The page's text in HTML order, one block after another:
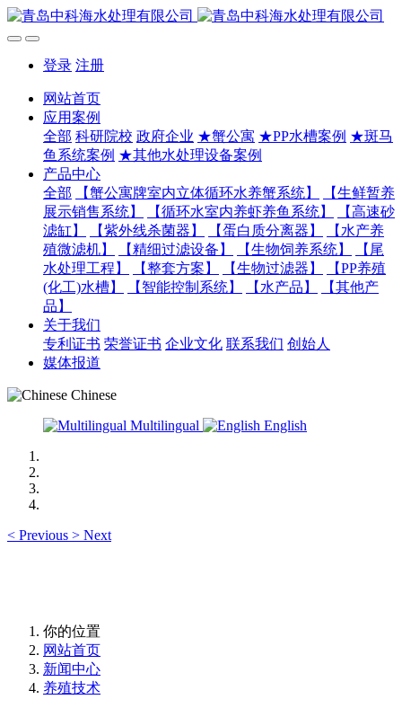
登录 注册
网站首页
应用案例
全部 科研院校 政府企业 ★蟹公寓 ★PP水槽案例 ★斑马
鱼系统案例 ★其他水处理设备案例
产品中心
全部
【蟹公寓牌室内立体循环水养蟹系统】
【生鲜暂养
展示销售系统】
【循环水室内养虾养鱼系统】
【高速砂
滤缸】
【紫外线杀菌器】 【蛋白质分离器】
【水产养
殖微滤机】
【精细过滤设备】 【生物饲养系统】
【尾
水处理工程】
【整套方案】 【生物过滤器】
【PP养殖
(化工)水槽】
【智能控制系统】 【水产品】
【其他产
品】
关于我们
专利证书 荣誉证书 企业文化 联系我们 创始人
媒体报道
Chinese
Multilingual
English
< Previous > Next
你的位置
网站首页
新闻中心
养殖技术